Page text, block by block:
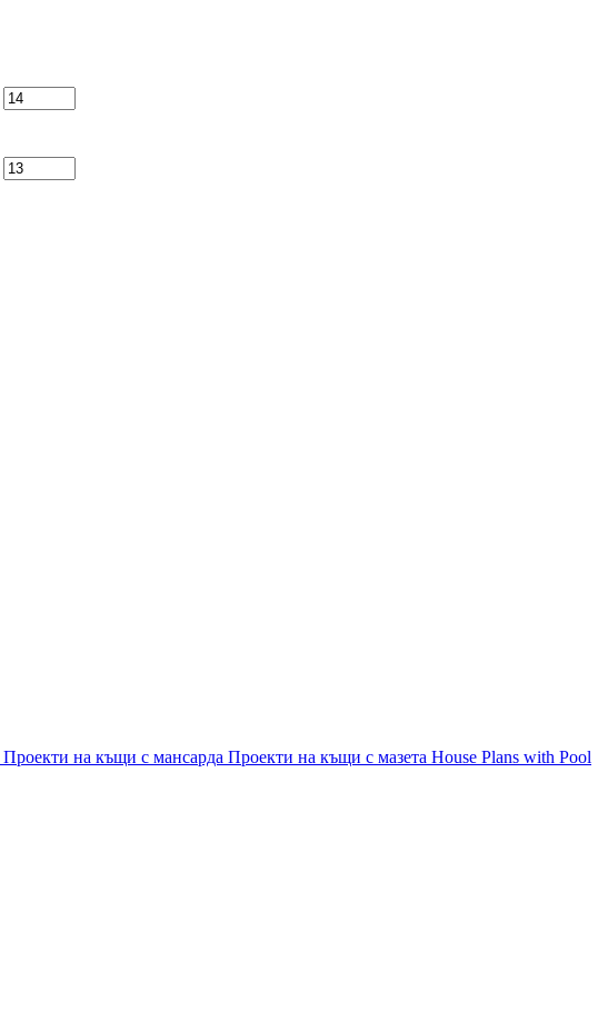
Проекти на къщи с мансарда Проекти на къщи с мазета House Plans with Pool